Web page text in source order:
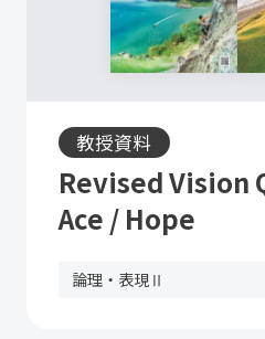
教授資料
Revised Vision
Ace / Hope
論理・表現Ⅱ